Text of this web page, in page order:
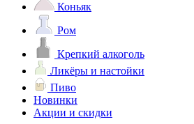
Коньяк
Ром
Крепкий алкоголь
Ликёры и настойки
Пиво
Новинки
Акции и скидки